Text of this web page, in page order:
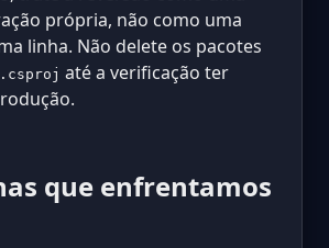
própria, não como uma
linha. Não delete os pacotes
.csproj até a verificação ter
que enfrentamos